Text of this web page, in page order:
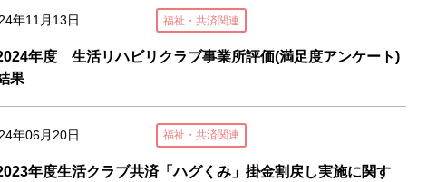
年11月13日 福祉・共済関連
年度 生活リハビリクラブ事業所評価(満足度アンケート)
果
年06月20日 福祉・共済関連
年度生活クラブ共済「ハグくみ」掛金割戻し実施に関す